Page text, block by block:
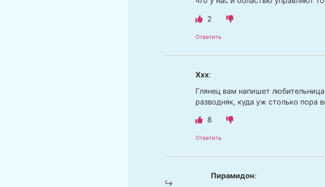
2
Ответить
Ххх:
Глянец вам напишет
разводняк, куда уж столько пора
8
Ответить
Пирамидон: